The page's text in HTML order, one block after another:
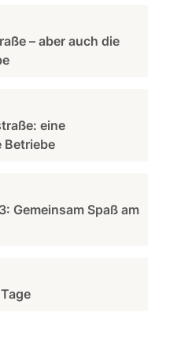
– aber auch die
eine
Betriebe
Gemeinsam Spaß am